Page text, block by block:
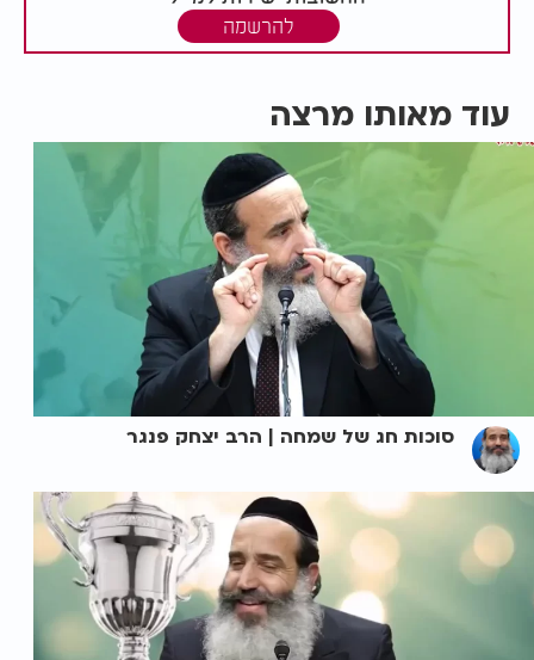
להרשמה
עוד מאותו מרצה
סוכות חג של שמחה | הרב יצחק פנגר